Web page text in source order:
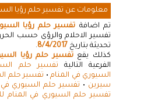
معلومات عن تفسير حلم رؤيا
تم اضافة تفسير حلم رؤيا
تفسير الاحلام والرؤى حسب
تحديثة بتاريخ 8/4/2017
.
كذلك يقعتفسير حلم رؤيا
الفرعية التالية تفسير حلم
السيوري في المنام• تفسير حلم
سيرين • تفسير حلم السيوري في
تفسير حلم السيوري في المنام